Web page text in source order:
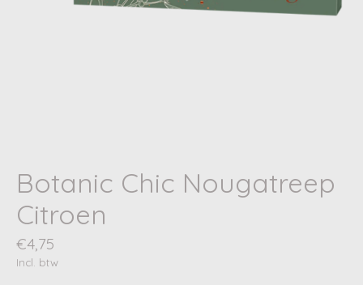
Botanic Chic Nougatreep
Citroen
€4,75
Incl. btw